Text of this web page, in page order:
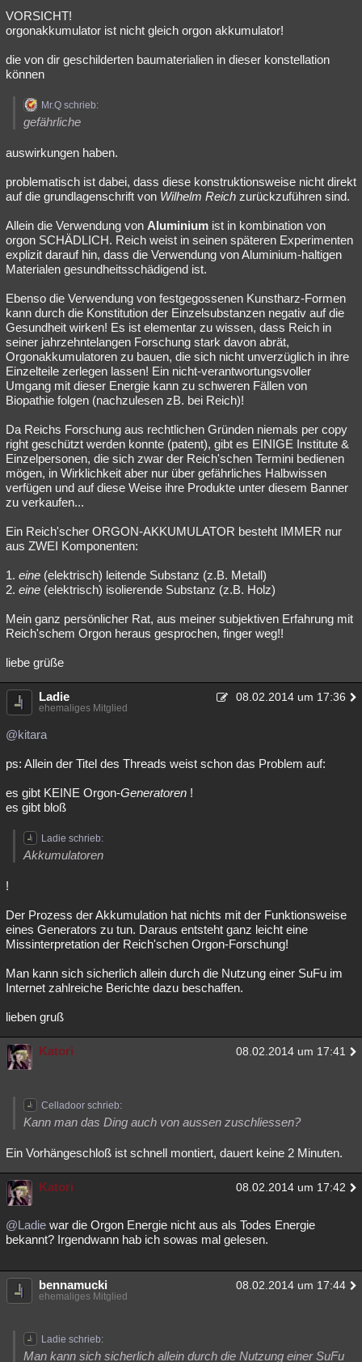
VORSICHT!
orgonakkumulator ist nicht gleich orgon akkumulator!
die von dir geschilderten baumaterialien in dieser konstellation
können
Mr.Q schrieb:
gefährliche
auswirkungen haben.
problematisch ist dabei, dass diese konstruktionsweise nicht direkt
auf die grundlagenschrift von Wilhelm Reich zurückzuführen sind.
Allein die Verwendung von Aluminium ist in kombination von
orgon SCHÄDLICH. Reich weist in seinen späteren Experimenten
explizit darauf hin, dass die Verwendung von Aluminium-haltigen
Materialen gesundheitsschädigend ist.
Ebenso die Verwendung von festgegossenen Kunstharz-Formen
kann durch die Konstitution der Einzelsubstanzen negativ auf die
Gesundheit wirken! Es ist elementar zu wissen, dass Reich in
seiner jahrzehntelangen Forschung stark davon abrät,
Orgonakkumulatoren zu bauen, die sich nicht unverzüglich in ihre
Einzelteile zerlegen lassen! Ein nicht-verantwortungsvoller
Umgang mit dieser Energie kann zu schweren Fällen von
Biopathie folgen (nachzulesen zB. bei Reich)!
Da Reichs Forschung aus rechtlichen Gründen niemals per copy
right geschützt werden konnte (patent), gibt es EINIGE Institute &
Einzelpersonen, die sich zwar der Reich'schen Termini bedienen
mögen, in Wirklichkeit aber nur über gefährliches Halbwissen
verfügen und auf diese Weise ihre Produkte unter diesem Banner
zu verkaufen...
Ein Reich'scher ORGON-AKKUMULATOR besteht IMMER nur
aus ZWEI Komponenten:
1. eine (elektrisch) leitende Substanz (z.B. Metall)
2. eine (elektrisch) isolierende Substanz (z.B. Holz)
Mein ganz persönlicher Rat, aus meiner subjektiven Erfahrung mit
Reich'schem Orgon heraus gesprochen, finger weg!!
liebe grüße
Ladie 08.02.2014 um 17:36
ehemaliges Mitglied
@kitara
ps: Allein der Titel des Threads weist schon das Problem auf:
es gibt KEINE Orgon-Generatoren !
es gibt bloß
Ladie schrieb:
Akkumulatoren
!
Der Prozess der Akkumulation hat nichts mit der Funktionsweise
eines Generators zu tun. Daraus entsteht ganz leicht eine
Missinterpretation der Reich'schen Orgon-Forschung!
Man kann sich sicherlich allein durch die Nutzung einer SuFu im
Internet zahlreiche Berichte dazu beschaffen.
lieben gruß
Katori 08.02.2014 um 17:41
Celladoor schrieb:
Kann man das Ding auch von aussen zuschliessen?
Ein Vorhängeschloß ist schnell montiert, dauert keine 2 Minuten.
Katori 08.02.2014 um 17:42
@Ladie war die Orgon Energie nicht aus als Todes Energie
bekannt? Irgendwann hab ich sowas mal gelesen.
bennamucki 08.02.2014 um 17:44
ehemaliges Mitglied
Ladie schrieb:
Man kann sich sicherlich allein durch die Nutzung einer SuFu